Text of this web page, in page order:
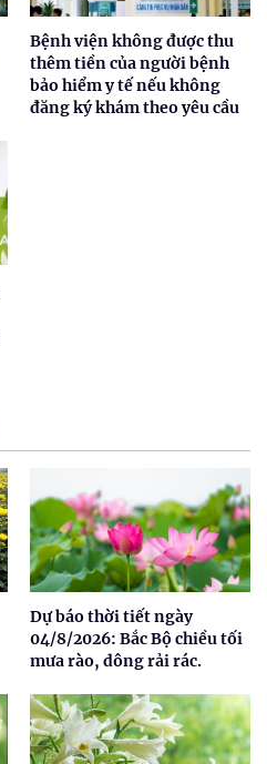
Bệnh viện không được thu
thêm tiền của người bệnh
bảo hiểm y tế nếu không
đăng ký khám theo yêu cầu
Dự báo thời tiết ngày
04/8/2026: Bắc Bộ chiều tối
mưa rào, dông rải rác.